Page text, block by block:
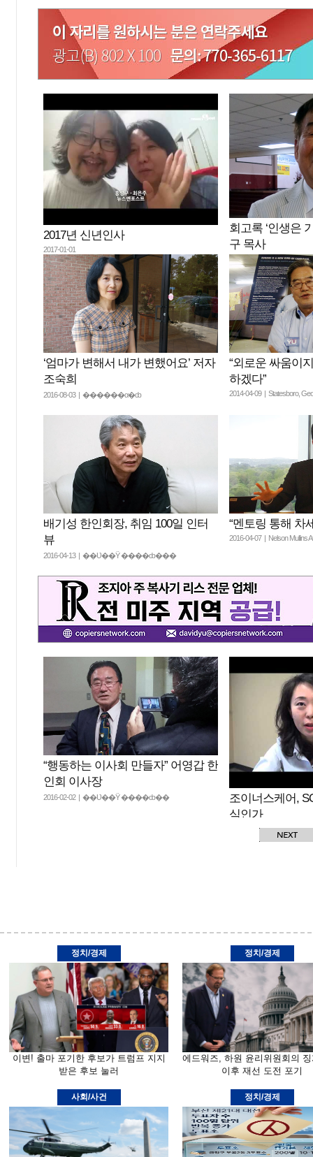
2017년 신년인사
2017-01-01
회고록 ‘인생은
구 목사
2016-08-15 |
‘엄마가 변해서 내가 변했어요’ 저자
조숙희
2016-08-03 | ������α�ȸ
“외로운 싸움이
하겠다”
2014-04-09 | Statesboro,
배기성 한인회장, 취임 100일 인터
뷰
2016-04-13 | ��Ʋ��Ÿ ����ȸ���
“멘토링 통해 차
2016-04-07 | Nelson Mullins
“행동하는 이사회 만들자” 어영갑 한
인회 이사장
2016-02-02 | ��Ʋ��Ÿ ����ȸ��
조이너스케어,
식인가
2016-01-26 | ���̳ʽ�
정치/경제
이변! 출마 포기한 후보가 트럼프 지지
받은 후보 눌러
정치/경제
에드워즈, 하원 윤리위원회의
이후 재선 도전 포기
사회/사건 정치/경제